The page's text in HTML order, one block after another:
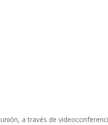
a través de